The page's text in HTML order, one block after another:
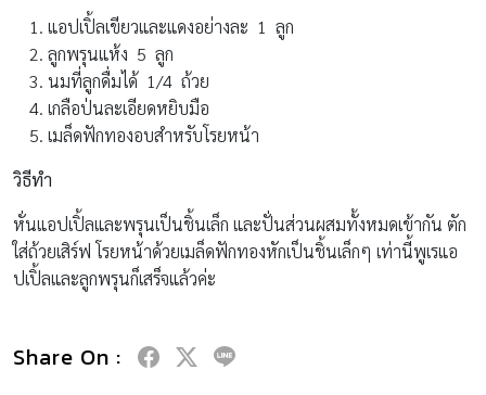
แอปเปิ้ลเขียวและแดงอย่างละ 1 ลูก
ลูกพรุนแห้ง 5 ลูก
นมที่ลูกดื่มได้ 1/4 ถ้วย
เกลือป่นละเอียดหยิบมือ
เมล็ดฟักทองอบสำหรับโรยหน้า
วิธีทำ
หั่นแอปเปิ้ลและพรุนเป็นชิ้นเล็ก และปั่นส่วนผสมทั้งหมดเข้ากัน ตัก
ใส่ถ้วยเสิร์ฟ โรยหน้าด้วยเมล็ดฟักทองหักเป็นชิ้นเล็กๆ เท่านี้พูเรแอ
ปเปิ้ลและลูกพรุนก็เสร็จแล้วค่ะ
Share On :